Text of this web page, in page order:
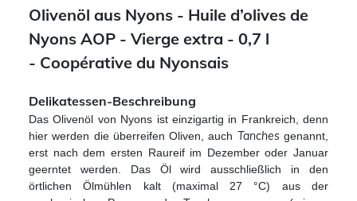
Olivenöl aus Nyons - Huile d’olives de
Nyons AOP - Vierge extra - 0,7 l
- Coopérative du Nyonsais
Delikatessen-Beschreibung
Das Olivenöl von Nyons ist einzigartig in Frankreich, denn
hier werden die überreifen Oliven, auch Tanchesgenannt,
erst nach dem ersten Raureif im Dezember oder Januar
geerntet werden. Das Öl wird ausschließlich in den
örtlichen Ölmühlen kalt (maximal 27 °C) aus der